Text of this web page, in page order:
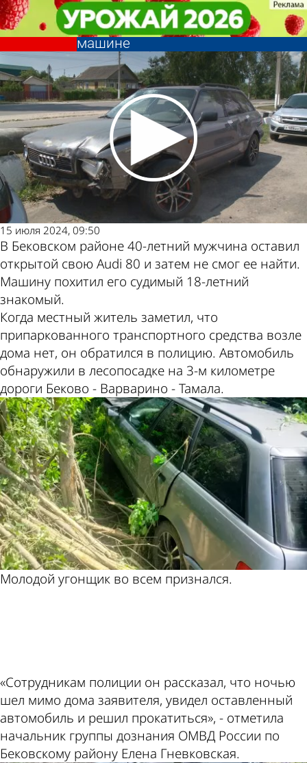
18-летний житель Бековского
района попал в ДТП на чужой
машине
Криминал
15 июля 2024, 09:50
В Бековском районе 40-летний мужчина оставил
открытой свою Audi 80 и затем не смог ее найти.
Машину похитил его судимый 18-летний
знакомый.
Когда местный житель заметил, что
припаркованного транспортного средства возле
дома нет, он обратился в полицию. Автомобиль
обнаружили в лесопосадке на 3-м километре
дороги Беково - Варварино - Тамала.
Молодой угонщик во всем признался.
«Сотрудникам полиции он рассказал, что ночью
шел мимо дома заявителя, увидел оставленный
автомобиль и решил прокатиться», - отметила
начальник группы дознания ОМВД России по
Бековскому району Елена Гневковская.
18-летний житель Бековского
района попал в ДТП на чужой
машине
Криминал
Другие
новости по
теме
Погода и
курсы валют в
Пензе